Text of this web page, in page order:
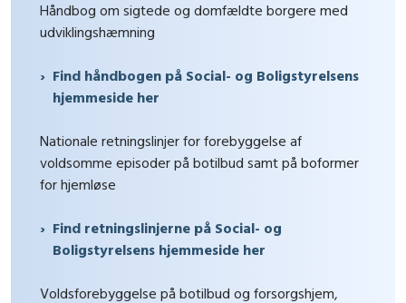
Håndbog om sigtede og domfældte borgere med
udviklingshæmning
Find håndbogen på Social- og Boligstyrelsens
hjemmeside her
Nationale retningslinjer for forebyggelse af
voldsomme episoder på botilbud samt på boformer
for hjemløse
Find retningslinjerne på Social- og
Boligstyrelsens hjemmeside her
Voldsforebyggelse på botilbud og forsorgshjem,